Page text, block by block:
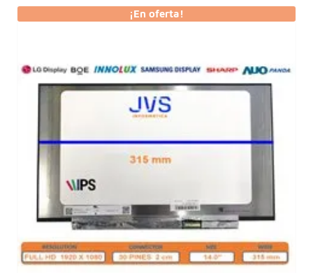
¡En oferta!